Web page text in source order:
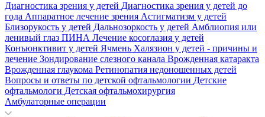
Диагностика зрения у детей Диагностика зрения у детей до
года Аппаратное лечение зрения Астигматизм у детей
Близорукость у детей Дальнозоркость у детей Амблиопия или
ленивый глаз ПИНА Лечение косоглазия у детей
Конъюнктивит у детей Ячмень Халязион у детей - причины и
лечение Зондирование слезного канала Врожденная катаракта
Врожденная глаукома Ретинопатия недоношенных детей
Вопросы и ответы по детской офтальмологии Детские
офтальмологи Детская офтальмохирургия
Амбулаторные операции